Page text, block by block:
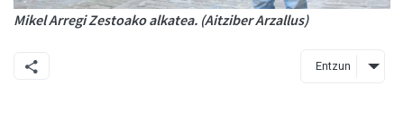
Mikel Arregi Zestoako alkatea. (Aitziber Arzallus)
Entzun